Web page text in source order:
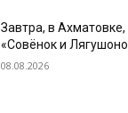
Завтра, в Ахматовке,
«Совёнок и
08.08.2026